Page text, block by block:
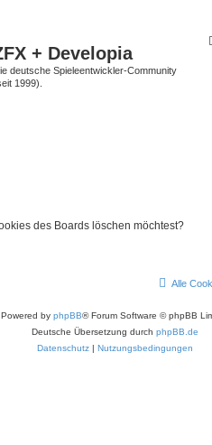
+ Developia
deutsche Spieleentwickler-Community
1999).
des Boards löschen möchtest?
Alle
Powered by phpBB® Forum Software © phpBB
Deutsche Übersetzung durch phpBB.de
Datenschutz | Nutzungsbedingungen